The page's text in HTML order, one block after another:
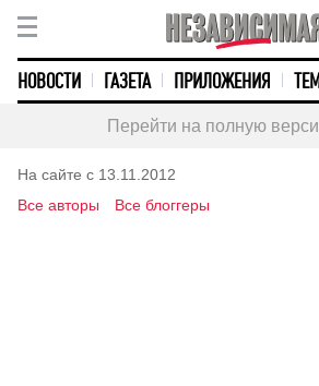
НОВОСТИ ГАЗЕТА ПРИЛОЖЕНИЯ
Перейти на полную
На сайте с 13.11.2012
Все авторы
Все блоггеры